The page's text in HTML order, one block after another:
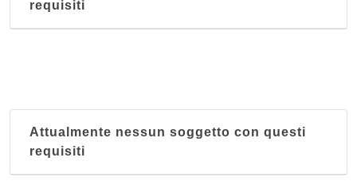
requisiti
Attualmente nessun soggetto con questi
requisiti